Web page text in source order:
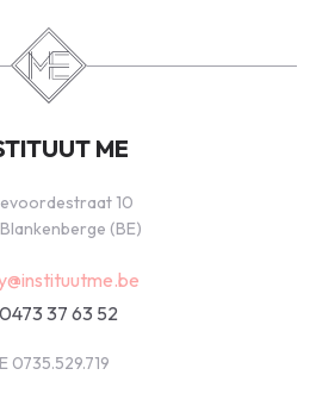
ME
10
(BE)
0473 37 63 52
0735.529.719